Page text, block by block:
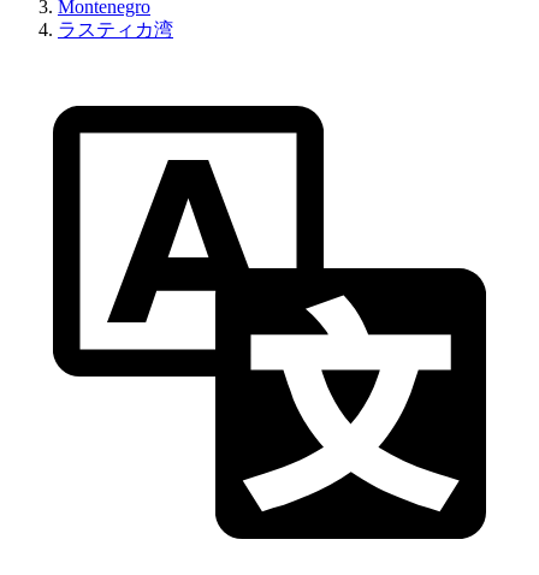
Montenegro
ラスティカ湾